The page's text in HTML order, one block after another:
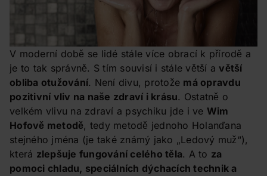
V moderní době se lidé stále více obrací k přírodě a
je to tak správně. S tím souvisí i stále větší avětší
obliba otužování. Není divu, protože má opravdu
pozitivní vliv na naše zdraví i krásu. Ostatně o
velkém vlivu na zdraví a psychiku jde i ve Wim
Hofově metodě, tedy metodě jednoho Holanďana
stejného jména (je také známý jako „Ledový muž“),
která zlepšuje fungování celého těla. A to za
pomoci chladu, speciálních dýchacích technik a